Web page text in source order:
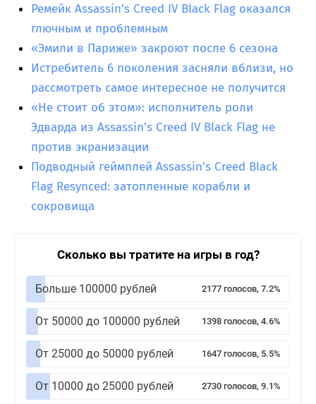
Ремейк Assassin’s Creed IV Black Flag оказался
глючным и проблемным
«Эмили в Париже» закроют после 6 сезона
Истребитель 6 поколения засняли вблизи, но
рассмотреть самое интересное не получится
«Не стоит об этом»: исполнитель роли
Эдварда из Assassin’s Creed IV Black Flag не
против экранизации
Подводный геймплей Assassin’s Creed Black
Flag Resynced: затопленные корабли и
сокровища
Сколько вы тратите на игры в год?
Больше 100000 рублей 2177 голосов, 7.2%
От 50000 до 100000 рублей 1398 голосов, 4.6%
От 25000 до 50000 рублей 1647 голосов, 5.5%
От 10000 до 25000 рублей 2730 голосов, 9.1%